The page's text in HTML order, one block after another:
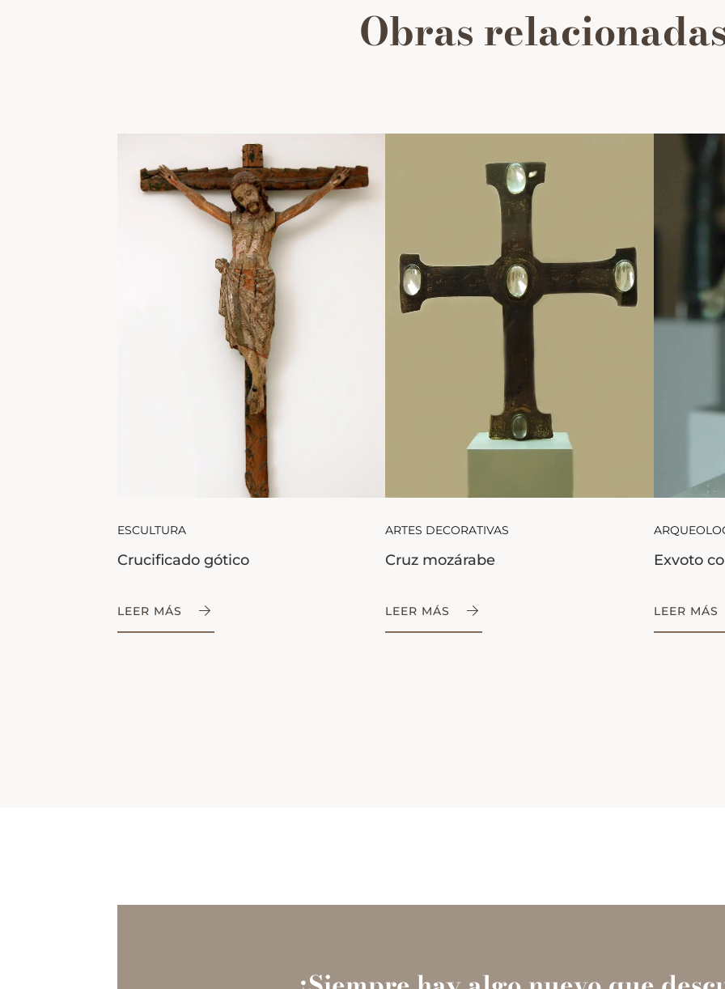
Obras
LEER MÁS
ESCULTURA
Crucificado gótico
LEER MÁS
ARTES DECORATIVAS
Cruz mozárabe
LEER MÁS
Exvoto